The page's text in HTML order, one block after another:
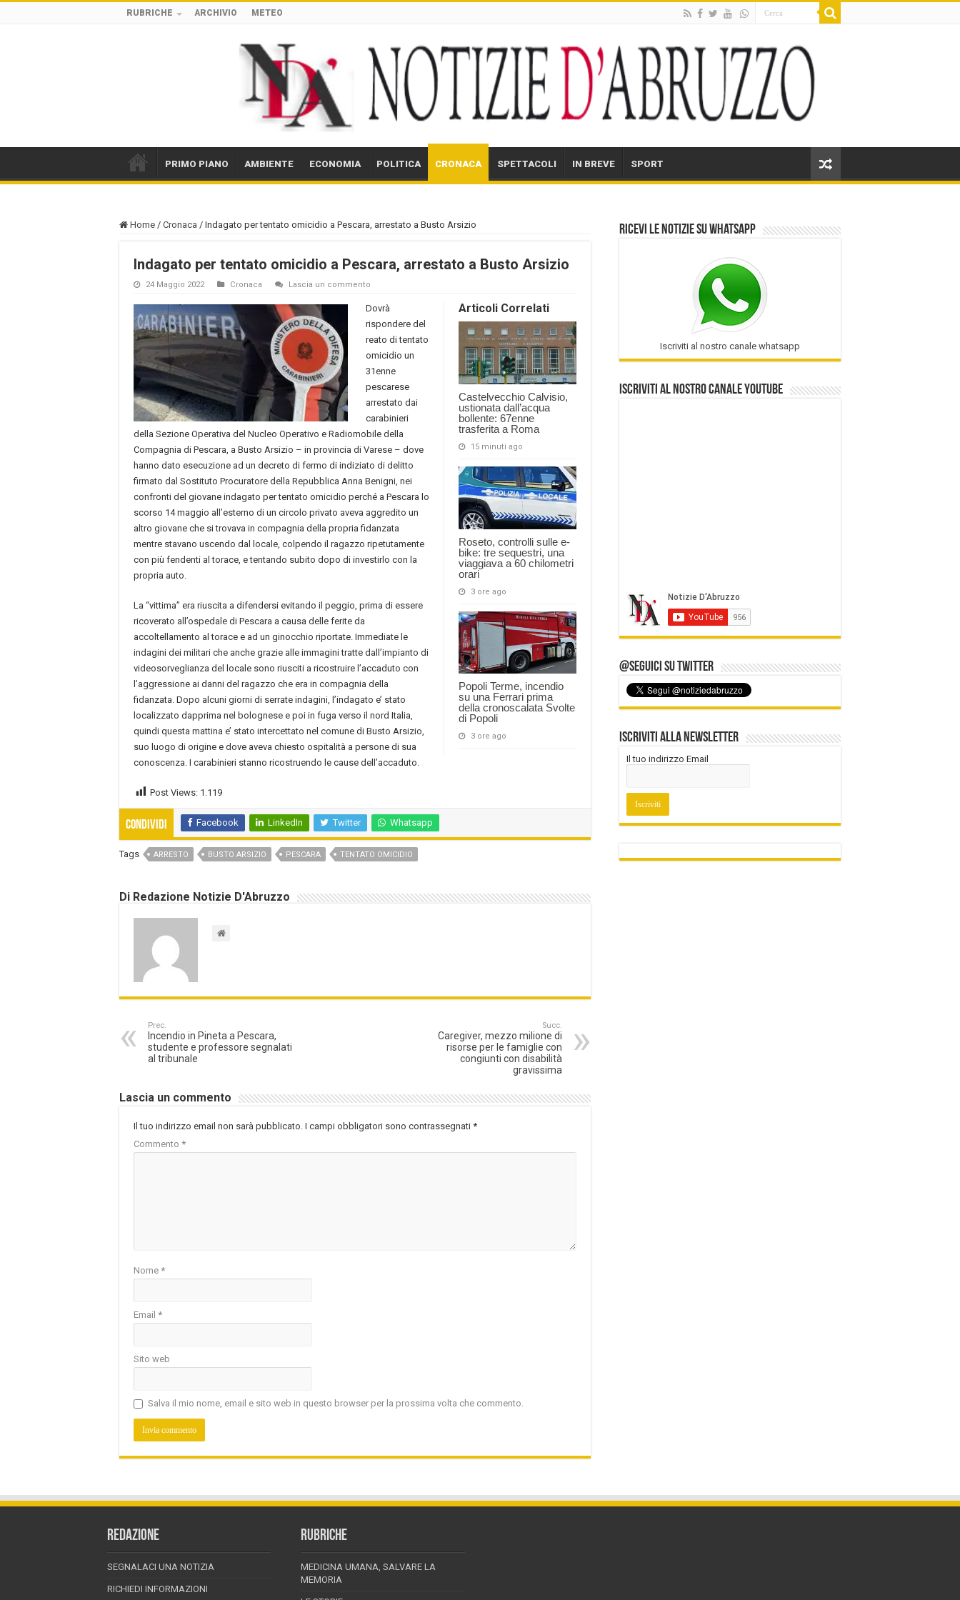
RUBRICHE ARCHIVIO METEO
PRIMO PIANO AMBIENTE ECONOMIA POLITICA CRONACA SPETTACOLI IN BREVE SPORT
Home / Cronaca / Indagato per tentato omicidio a Pescara, arrestato a Busto Arsizio
Indagato per tentato omicidio a Pescara, arrestato a Busto Arsizio
24 Maggio 2022 Cronaca Lascia un commento
Articoli Correlati
Castelvecchio Calvisio,
ustionata dall’acqua
bollente: 67enne
trasferita a Roma
15 minuti ago
Roseto, controlli sulle e-
bike: tre sequestri, una
viaggiava a 60 chilometri
orari
3 ore ago
Popoli Terme, incendio
su una Ferrari prima
della cronoscalata Svolte
di Popoli
3 ore ago
Dovrà
rispondere del
reato di tentato
omicidio un
31enne
pescarese
arrestato dai
carabinieri
della Sezione Operativa del Nucleo Operativo e Radiomobile della
Compagnia di Pescara, a Busto Arsizio – in provincia di Varese – dove
hanno dato esecuzione ad un decreto di fermo di indiziato di delitto
firmato dal Sostituto Procuratore della Repubblica Anna Benigni, nei
confronti del giovane indagato per tentato omicidio perché a Pescara lo
scorso 14 maggio all’esterno di un circolo privato aveva aggredito un
altro giovane che si trovava in compagnia della propria fidanzata
mentre stavano uscendo dal locale, colpendo il ragazzo ripetutamente
con più fendenti al torace, e tentando subito dopo di investirlo con la
propria auto.
La “vittima” era riuscita a difendersi evitando il peggio, prima di essere
ricoverato all’ospedale di Pescara a causa delle ferite da
accoltellamento al torace e ad un ginocchio riportate. Immediate le
indagini dei militari che anche grazie alle immagini tratte dall’impianto di
videosorveglianza del locale sono riusciti a ricostruire l’accaduto con
l’aggressione ai danni del ragazzo che era in compagnia della
fidanzata. Dopo alcuni giorni di serrate indagini, l’indagato e’ stato
localizzato dapprima nel bolognese e poi in fuga verso il nord Italia,
quindi questa mattina e’ stato intercettato nel comune di Busto Arsizio,
suo luogo di origine e dove aveva chiesto ospitalità a persone di sua
conoscenza. I carabinieri stanno ricostruendo le cause dell’accaduto.
Post Views: 1.119
Condividi Facebook LinkedIn Twitter Whatsapp
Tags ARRESTO BUSTO ARSIZIO PESCARA TENTATO OMICIDIO
Di Redazione Notizie D'Abruzzo
Prec.
Incendio in Pineta a Pescara,
studente e professore segnalati
al tribunale
Succ.
Caregiver, mezzo milione di
risorse per le famiglie con
congiunti con disabilità
gravissima
Lascia un commento
Il tuo indirizzo email non sarà pubblicato. I campi obbligatori sono contrassegnati *
Commento *
Nome *
Email *
Sito web
Salva il mio nome, email e sito web in questo browser per la prossima volta che commento.
Ricevi le notizie su Whatsapp
Iscriviti al nostro canale whatsapp
Iscriviti al nostro Canale Youtube
@Seguici su Twitter
Iscriviti alla Newsletter
Il tuo indirizzo Email
REDAZIONE
SEGNALACI UNA NOTIZIA
RICHIEDI INFORMAZIONI
RUBRICHE
MEDICINA UMANA, SALVARE LA
MEMORIA